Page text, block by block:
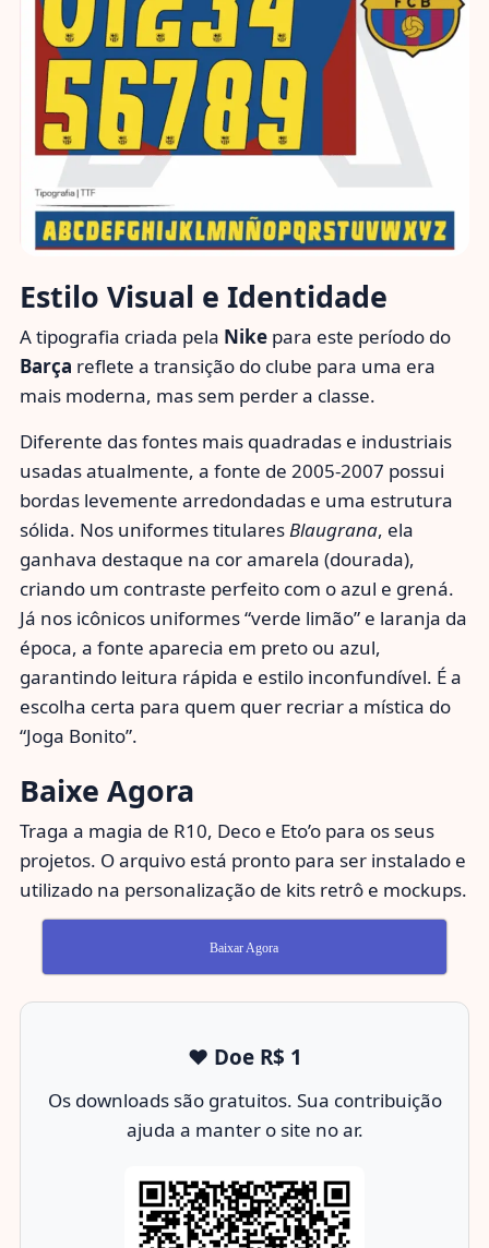
Estilo Visual e Identidade
A tipografia criada pela Nike para este período do
Barça reflete a transição do clube para uma era
mais moderna, mas sem perder a classe.
Diferente das fontes mais quadradas e industriais
usadas atualmente, a fonte de 2005-2007 possui
bordas levemente arredondadas e uma estrutura
sólida. Nos uniformes titularesBlaugrana, ela
ganhava destaque na cor amarela (dourada),
criando um contraste perfeito com o azul e grená.
Já nos icônicos uniformes “verde limão” e laranja da
época, a fonte aparecia em preto ou azul,
garantindo leitura rápida e estilo inconfundível. É a
escolha certa para quem quer recriar a mística do
“Joga Bonito”.
Baixe Agora
Traga a magia de R10, Deco e Eto’o para os seus
projetos. O arquivo está pronto para ser instalado e
utilizado na personalização de kits retrô e mockups.
Baixar Agora
❤️ Doe R$ 1
Os downloads são gratuitos. Sua contribuição
ajuda a manter o site no ar.